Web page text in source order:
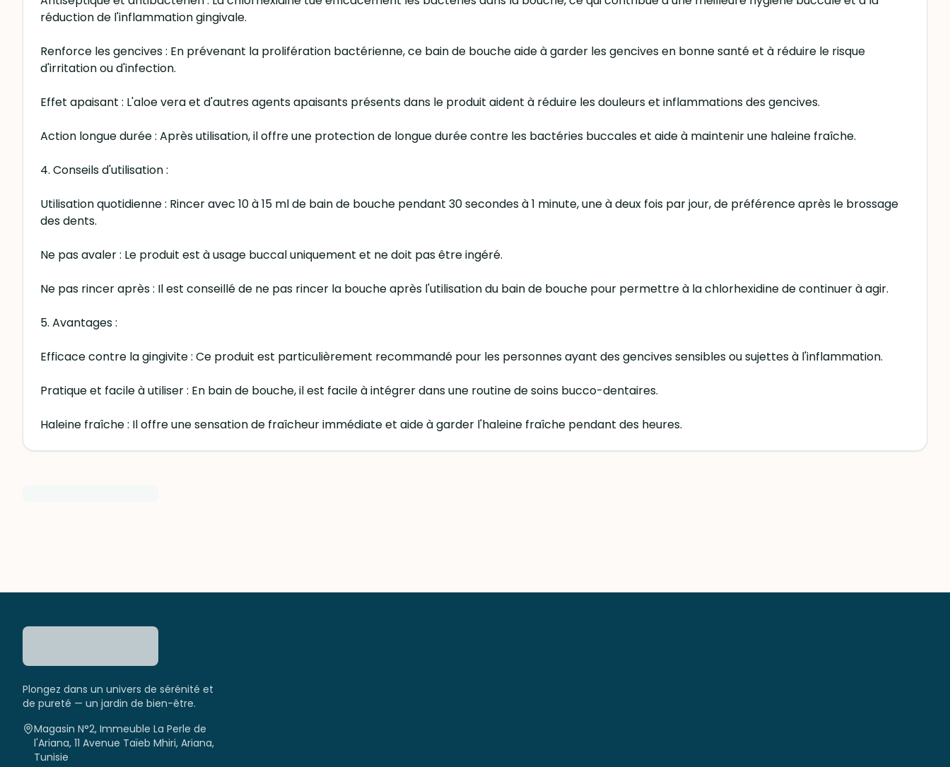
réduction de l'inflammation gingivale.
Renforce les gencives : En prévenant la prolifération bactérienne, ce bain de bouche aide à garder les gencives en bonne santé et à réduire le risque
d'irritation ou d'infection.
Effet apaisant : L'aloe vera et d'autres agents apaisants présents dans le produit aident à réduire les douleurs et inflammations des gencives.
Action longue durée : Après utilisation, il offre une protection de longue durée contre les bactéries buccales et aide à maintenir une haleine fraîche.
4. Conseils d'utilisation :
Utilisation quotidienne : Rincer avec 10 à 15 ml de bain de bouche pendant 30 secondes à 1 minute, une à deux fois par jour, de préférence après le brossage
des dents.
Ne pas avaler : Le produit est à usage buccal uniquement et ne doit pas être ingéré.
Ne pas rincer après : Il est conseillé de ne pas rincer la bouche après l'utilisation du bain de bouche pour permettre à la chlorhexidine de continuer à agir.
5. Avantages :
Efficace contre la gingivite : Ce produit est particulièrement recommandé pour les personnes ayant des gencives sensibles ou sujettes à l'inflammation.
Pratique et facile à utiliser : En bain de bouche, il est facile à intégrer dans une routine de soins bucco-dentaires.
Haleine fraîche : Il offre une sensation de fraîcheur immédiate et aide à garder l'haleine fraîche pendant des heures.
Plongez dans un univers de sérénité et
de pureté — un jardin de bien-être.
Magasin N°2, Immeuble La Perle de
l'Ariana, 11 Avenue Taïeb Mhiri, Ariana,
Tunisie